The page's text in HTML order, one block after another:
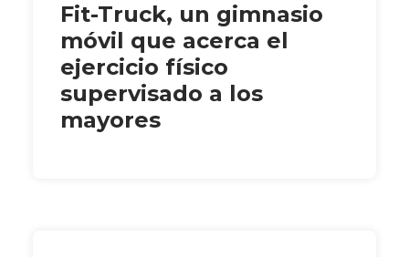
Fit-Truck, un gimnasio
móvil que acerca el
ejercicio físico
supervisado a los
mayores